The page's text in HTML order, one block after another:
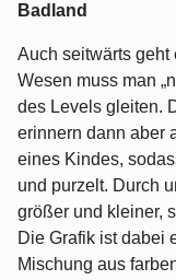
Badland
Auch seitwärts geht
Wesen muss man
des Levels gleiten.
erinnern dann aber
eines Kindes,
und purzelt. Durch
größer und kleiner,
Die Grafik ist dabei
Mischung aus